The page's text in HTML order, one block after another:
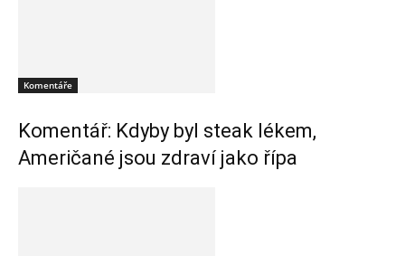
Komentáře
Komentář: Kdyby byl steak lékem,
Američané jsou zdraví jako řípa